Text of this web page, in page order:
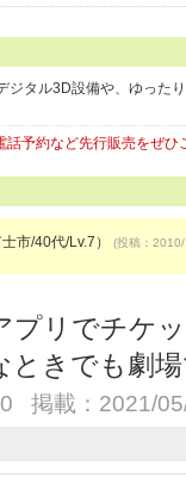
タル3D設備や、ゆった
予約など先行販売をぜひ
市/40代/Lv.7） (投稿：
プリでチケ
ときでも劇
掲載：2021/